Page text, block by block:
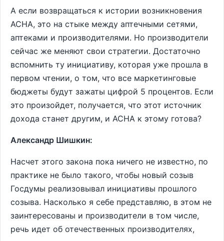
А если возвращаться к истории возникновения
АСНА, это на стыке между аптечными сетями,
аптеками и производителями. Но производители
сейчас же меняют свои стратегии. Достаточно
вспомнить ту инициативу, которая уже прошла в
первом чтении, о том, что все маркетинговые
бюджеты будут зажаты цифрой 5 процентов. Если
это произойдет, получается, что этот источник
дохода станет другим, и АСНА к этому готова?
Александр Шишкин:
Насчет этого закона пока ничего не известно, по
практике не было такого, чтобы новый созыв
Госдумы реализовывал инициативы прошлого
созыва. Насколько я себе представляю, в этом не
заинтересованы и производители в том числе,
речь идет об отечественных производителях,